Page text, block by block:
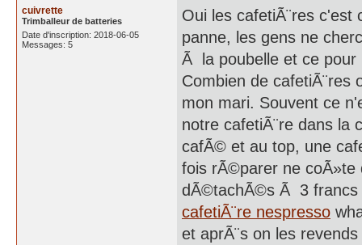
cuivrette
Trimballeur de batteries
Date d'inscription: 2018-06-05
Messages: 5
Oui les cafetiÃ¨res
panne, les gens ne
Ã la poubelle et ce pour
Combien de
mon mari. Souvent ce
notre cafetiÃ¨re dans la
cafÃ© et au top, une
fois rÃ©parer ne coÃ»te
dÃ©tachÃ©s Ã 3 francs
cafetiÃ¨re nespresso
et aprÃ¨s on les